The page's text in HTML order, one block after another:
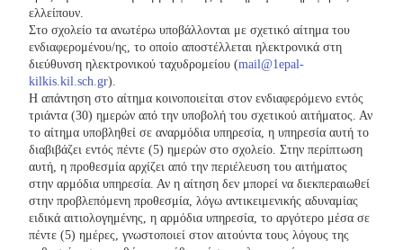
ελλείπουν.
Στο σχολείο τα ανωτέρω υποβάλλονται με σχετικό αίτημα του
ενδιαφερομένου/ης, το οποίο αποστέλλεται ηλεκτρονικά στη
διεύθυνση ηλεκτρονικού ταχυδρομείου (mail@1epal-
kilkis.kil.sch.gr).
Η απάντηση στο αίτημα κοινοποιείται στον ενδιαφερόμενο εντός
τριάντα (30) ημερών από την υποβολή του σχετικού αιτήματος. Αν
το αίτημα υποβληθεί σε αναρμόδια υπηρεσία, η υπηρεσία αυτή το
διαβιβάζει εντός πέντε (5) ημερών στο σχολείο. Στην περίπτωση
αυτή, η προθεσμία αρχίζει από την περιέλευση του αιτήματος
στην αρμόδια υπηρεσία. Αν η αίτηση δεν μπορεί να διεκπεραιωθεί
στην προβλεπόμενη προθεσμία, λόγω αντικειμενικής αδυναμίας
ειδικά αιτιολογημένης, η αρμόδια υπηρεσία, το αργότερο μέσα σε
πέντε (5) ημέρες, γνωστοποιεί στον αιτούντα τους λόγους της